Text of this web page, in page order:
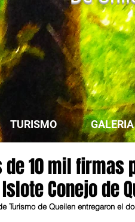
TURISMO GALERIA
de 10 mil
Conejo de
Turismo de Queilen entregaron el